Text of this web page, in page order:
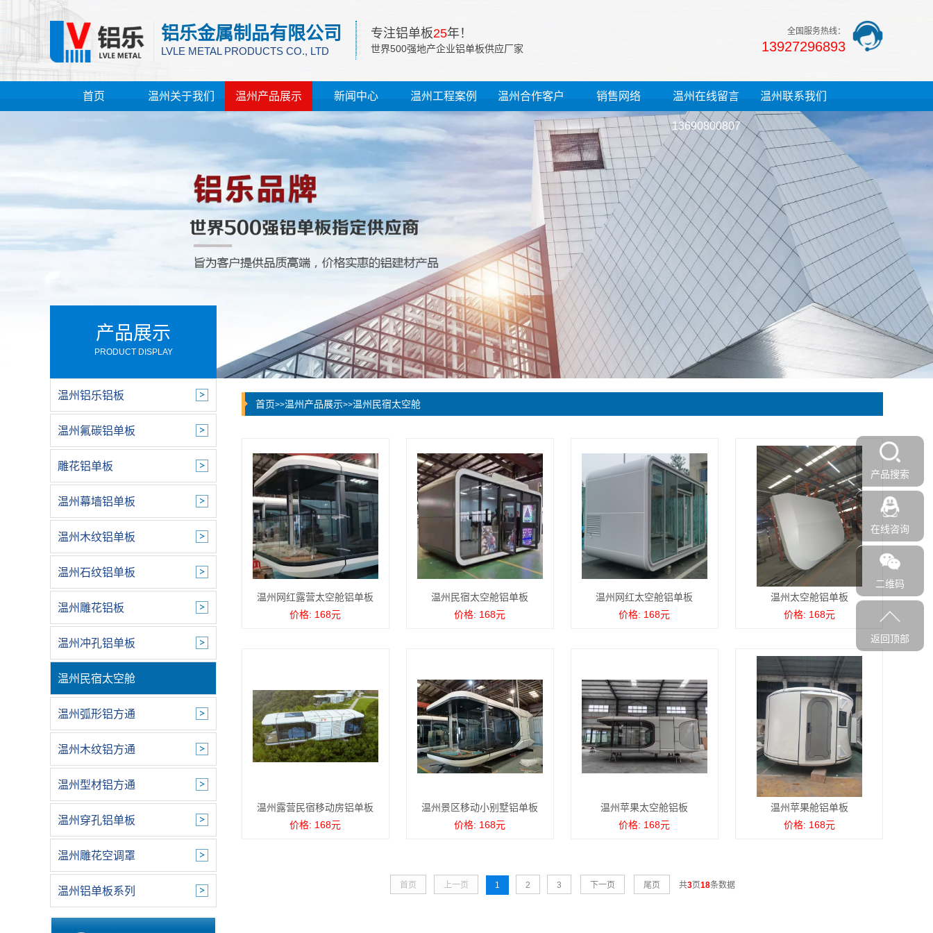
铝乐金属制品有限公司
LVLE METAL PRODUCTS CO., LTD
专注铝单板25年！
世界500强地产企业铝单板供应厂家
全国服务热线：
13927296893
首页 温州关于我们 温州产品展示 新闻中心 温州工程案例 温州合作客户 销售网络 温州在线留言
13690800807
温州联系我们
产品展示
PRODUCT DISPLAY
温州铝乐铝板
温州氟碳铝单板
雕花铝单板
温州幕墙铝单板
温州木纹铝单板
温州石纹铝单板
温州雕花铝板
温州冲孔铝单板
温州民宿太空舱
温州弧形铝方通
温州木纹铝方通
温州型材铝方通
温州穿孔铝单板
温州雕花空调罩
温州铝单板系列
首页>>温州产品展示>>温州民宿太空舱
温州网红露营太空舱铝单板
价格: 168元
温州民宿太空舱铝单板
价格: 168元
温州网红太空舱铝单板
价格: 168元
温州太空舱铝单板
价格: 168元
温州露营民宿移动房铝单板
价格: 168元
温州景区移动小别墅铝单板
价格: 168元
温州苹果太空舱铝板
价格: 168元
温州苹果舱铝单板
价格: 168元
首页 上一页 1 2 3 下一页 尾页 共3页18条数据
产品搜索
在线咨询
二维码
返回顶部